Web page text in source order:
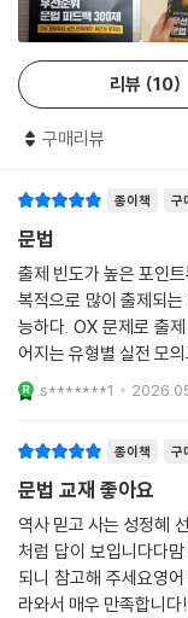
리뷰 10
구매리뷰
종이책 구
문법
출제 빈도가 높은 포인
복적으로 많이 출제되
능하다. OX 문제로 출
어지는 유형별 실전 모
을 벗어나 단순 개념 확
s*******1
종이책 구
문법 교재 좋아요
역사 믿고 사는 성정혜
처럼 답이 보입니다다
되니 참고해 주세요영
라와서 매우 만족합니다!